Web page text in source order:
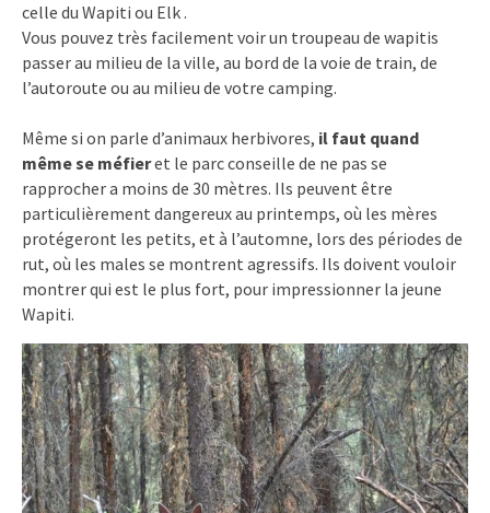
celle du Wapiti ou Elk .
Vous pouvez très facilement voir un troupeau de wapitis
passer au milieu de la ville, au bord de la voie de train, de
l’autoroute ou au milieu de votre camping.
Même si on parle d’animaux herbivores, il faut quand
même se méfieret le parc conseille de ne pas se
rapprocher a moins de 30 mètres. Ils peuvent être
particulièrement dangereux au printemps, où les mères
protégeront les petits, et à l’automne, lors des périodes de
rut, où les males se montrent agressifs. Ils doivent vouloir
montrer qui est le plus fort, pour impressionner la jeune
Wapiti.